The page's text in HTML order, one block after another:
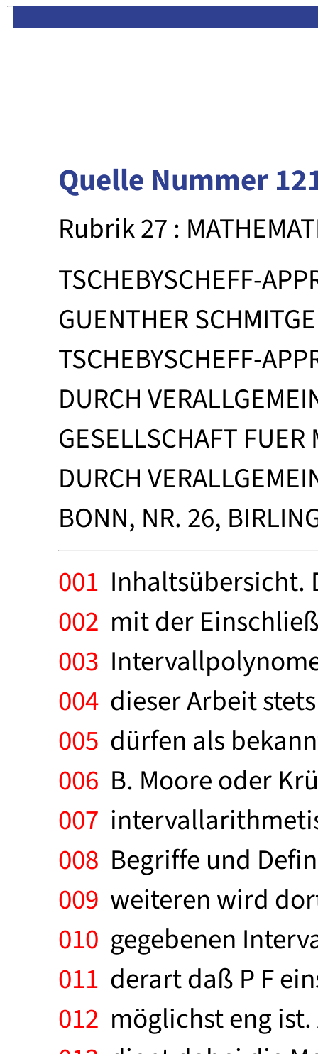
Quelle Nummer
Rubrik 27 :
TSCHEBYSCHEFF-
GUENTHER
TSCHEBYSCHEFF-
DURCH
GESELLSCHAFT
DURCH
BONN, NR. 26,
001 Inhaltsübersicht.
002 mit der
003
004 dieser Arbeit
005 dürfen als
006 B. Moore oder
007
008 Begriffe und
009 weiteren wird
010 gegebenen
011 derart daß P F
012 möglichst eng